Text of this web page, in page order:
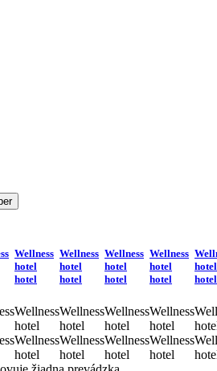
Wellness
hotel
hotel
Wellness
hotel
Wellness
hotel
Wellness
hotel
hotel
Wellness
hotel
Wellness
hotel
Wellness
hotel
hotel
Wellness
hotel
Wellness
hotel
Wellness
hotel
hotel
Wellness
hotel
Wellness
hotel
hotel
hotel